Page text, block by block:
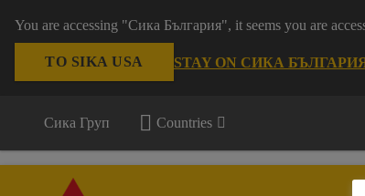
You are accessing "Сика България", it seems you are
TO SIKA USA STAY ON СИКА
Сика Груп Countries